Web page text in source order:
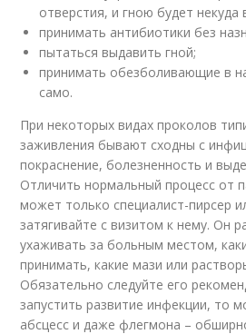
отверстия, и гною будет некуда
принимать антибиотики без
пытаться выдавить гной;
принимать обезболивающие в
само.
При некоторых видах проколов
заживления бывают сходны с
покраснение, болезненность и
Отличить нормальный процесс от
может только специалист-пирсер
затягивайте с визитом к нему. Он
ухаживать за больным местом,
принимать, какие мази или
Обязательно следуйте его
запустить развитие инфекции, то
абсцесс и даже флегмона –